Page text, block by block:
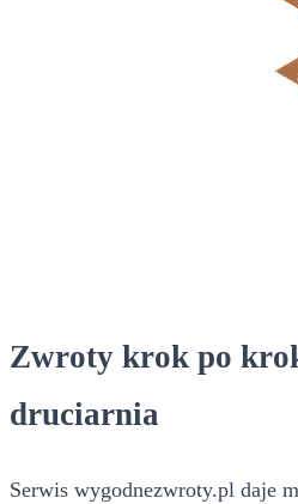
Zwroty krok po
druciarnia
Serwis wygodnezwroty.pl daje